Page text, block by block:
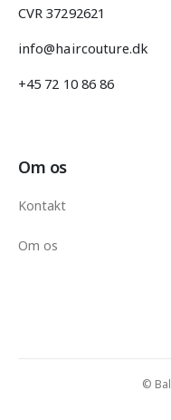
CVR 37292621
info@haircouture.dk
+45 72 10 86 86
Om os
Kontakt
Om os
©